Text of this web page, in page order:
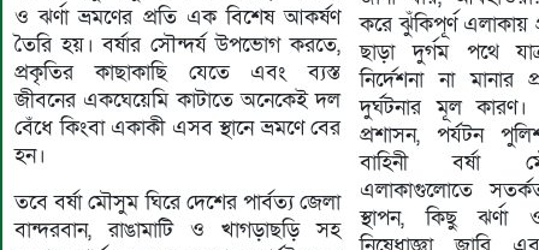
ও ঝর্ণা ভ্রমণের প্রতি এক বিশেষ আকর্ষণ
তৈরি হয়। বর্ষার সৌন্দর্য উপভোগ করতে,
প্রকৃতির কাছাকাছি যেতে এবং ব্যস্ত
জীবনের একঘেয়েমি কাটাতে অনেকেই দল
বেঁধে কিংবা একাকী এসব স্থানে ভ্রমণে বের
হন।
তবে বর্ষা মৌসুম ঘিরে দেশের পার্বত্য জেলা
বান্দরবান, রাঙামাটি ও খাগড়াছড়ি সহ
করে ঝুঁকিপূর্ণ এলাকায়
ছাড়া দুর্গম পথে
নির্দেশনা না মানার
দুর্ঘটনার মূল
প্রশাসন, পর্যটন
বাহিনী বর্ষা
এলাকাগুলোতে
স্থাপন, কিছু ঝর্ণা